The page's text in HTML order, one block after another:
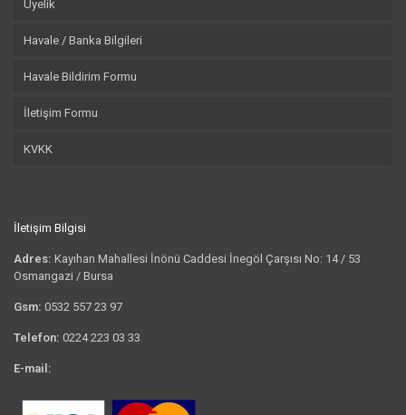
Üyelik
Havale / Banka Bilgileri
Havale Bildirim Formu
İletişim Formu
KVKK
İletişim Bilgisi
Adres: Kayıhan Mahallesi İnönü Caddesi İnegöl Çarşısı No: 14 / 53
Osmangazi / Bursa
Gsm: 0532 557 23 97
Telefon: 0224 223 03 33
E-mail: